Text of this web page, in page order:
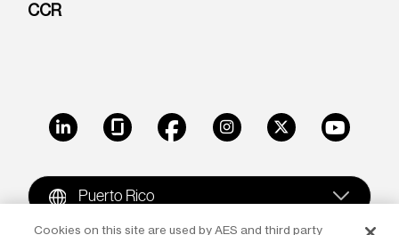
CCR
LinkedIn GlassdoorFacebookInstagramX Youtube
Puerto Rico
Cookies on this site are used by AES and third party